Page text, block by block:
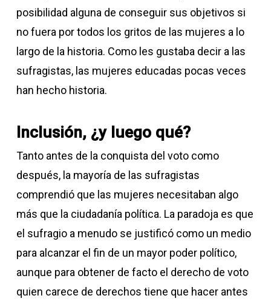
posibilidad alguna de conseguir sus objetivos si
no fuera por todos los gritos de las mujeres a lo
largo de la historia. Como les gustaba decir a las
sufragistas, las mujeres educadas pocas veces
han hecho historia.
Inclusión, ¿y luego qué?
Tanto antes de la conquista del voto como
después, la mayoría de las sufragistas
comprendió que las mujeres necesitaban algo
más que la ciudadanía política. La paradoja es que
el sufragio a menudo se justificó como un medio
para alcanzar el fin de un mayor poder político,
aunque para obtener de facto el derecho de voto
quien carece de derechos tiene que hacer antes